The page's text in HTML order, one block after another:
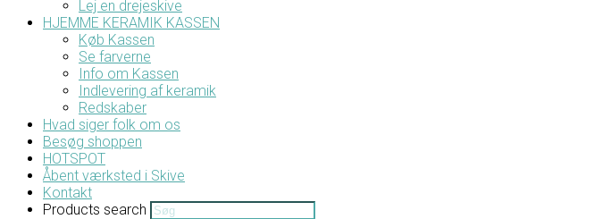
Lej en drejeskive
HJEMME KERAMIK KASSEN
Køb Kassen
Se farverne
Info om Kassen
Indlevering af keramik
Redskaber
Hvad siger folk om os
Besøg shoppen
HOTSPOT
Åbent værksted i Skive
Kontakt
Products search